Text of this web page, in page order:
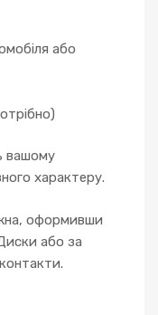
або
вашому
характеру.
оформивши
або за